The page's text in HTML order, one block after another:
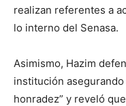
realizan referentes a
lo interno del Senasa.
Asimismo, Hazim
institución
honradez” y reveló